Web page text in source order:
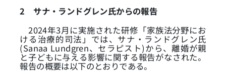
2
サナ・ランドグレン氏からの報告
2024年3月に実施された研修「家族法分野にお
ける治療的司法」では、サナ・ランドグレン氏
(Sanaa Lundgren、セラピスト)から、離婚が親
と子どもに与える影響に関する報告がなされた。
報告の概要は以下のとおりである。